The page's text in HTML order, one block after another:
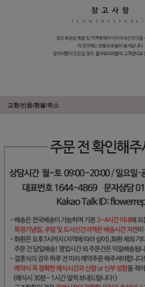
교환/반품/환불/취소